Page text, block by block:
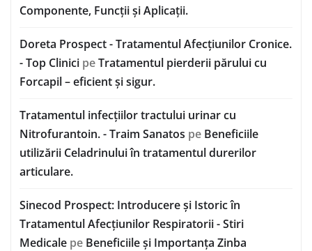
Componente, Funcții și Aplicații.
Doreta Prospect - Tratamentul Afecțiunilor Cronice.
- Top Clinici peTratamentul pierderii părului cu
Forcapil – eficient și sigur.
Tratamentul infecțiilor tractului urinar cu
Nitrofurantoin. - Traim Sanatos pe Beneficiile
utilizării Celadrinului în tratamentul durerilor
articulare.
Sinecod Prospect: Introducere și Istoric în
Tratamentul Afecțiunilor Respiratorii - Stiri
Medicale pe Beneficiile și Importanța Zinba